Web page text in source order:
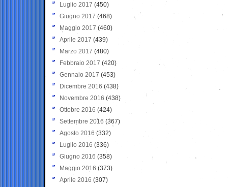
Luglio 2017 (450)
Giugno 2017 (468)
Maggio 2017 (460)
Aprile 2017 (439)
Marzo 2017 (480)
Febbraio 2017 (420)
Gennaio 2017 (453)
Dicembre 2016 (438)
Novembre 2016 (438)
Ottobre 2016 (424)
Settembre 2016 (367)
Agosto 2016 (332)
Luglio 2016 (336)
Giugno 2016 (358)
Maggio 2016 (373)
Aprile 2016 (307)